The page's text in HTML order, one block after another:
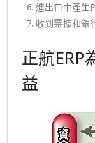
進出口中產生
收到票據和銀
正航ERP
益